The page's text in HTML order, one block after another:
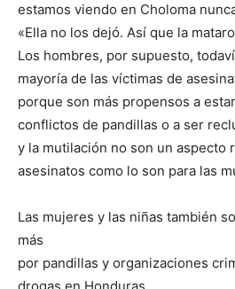
estamos viendo en Choloma
«Ella no los dejó. Así que la
Los hombres, por supuesto,
mayoría de las víctimas de
porque son más propensos a
conflictos de pandillas o a ser
y la mutilación no son un aspecto
asesinatos como lo son para las
Las mujeres y las niñas también
más
por pandillas y organizaciones